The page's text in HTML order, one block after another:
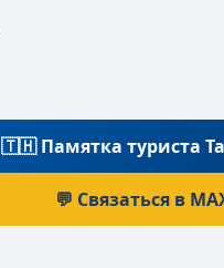
🇹🇭 Памятка туриста
💬 Связаться в